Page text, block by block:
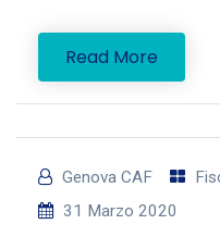
Read More
Genova CAF
31 Marzo 2020